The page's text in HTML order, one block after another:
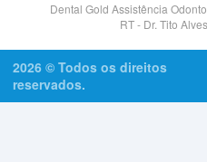
Dental Gold Assistência
RT - Dr. Tito
2026 © Todos os direitos
reservados.